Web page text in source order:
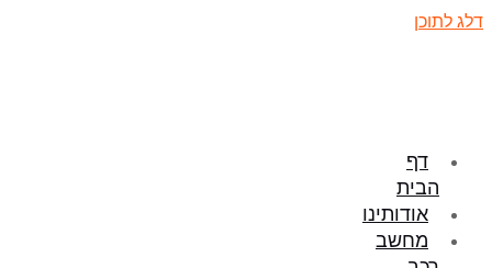
דלג לתוכן
דף
הבית
אודותינו
מחשב